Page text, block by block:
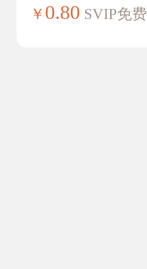
￥ 0.80 SVIP免费